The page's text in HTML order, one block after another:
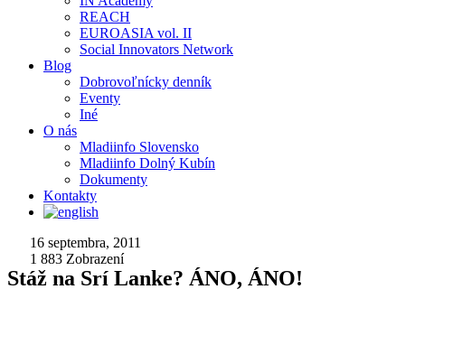
REACH
EUROASIA vol. II
Social Innovators Network
Blog
Dobrovoľnícky denník
Eventy
Iné
O nás
Mladiinfo Slovensko
Mladiinfo Dolný Kubín
Dokumenty
Kontakty
16 septembra, 2011
1 883 Zobrazení
Stáž na Srí Lanke? ÁNO, ÁNO!